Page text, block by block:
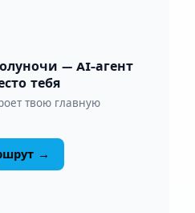
— AI-агент
тебя
твою главную
→